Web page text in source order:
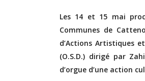
Les 14 et 15 mai
Communes de
d’Actions Artistiques
(O.S.D.) dirigé par
d’orgue d’une action